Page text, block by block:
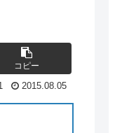
コピー
2015.08.05